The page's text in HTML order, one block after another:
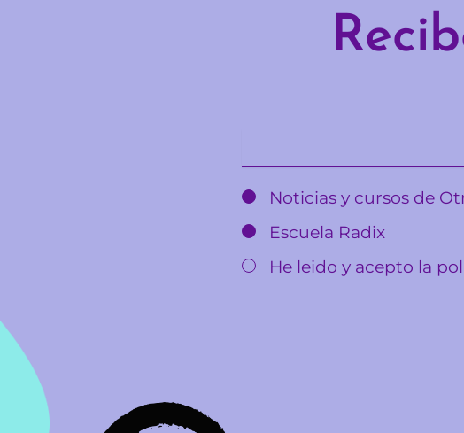
Noticias y cursos de
Escuela Radix
He leido y acepto la